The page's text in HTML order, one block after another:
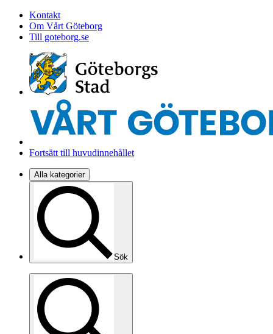
Kontakt
Om Vårt Göteborg
Till goteborg.se
Fortsätt till huvudinnehållet
Alla kategorier
Sök